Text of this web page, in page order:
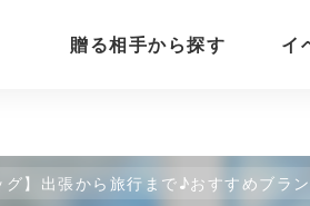
贈る相手から探す イ
】出張から旅行まで♪おすすめブランド14選！